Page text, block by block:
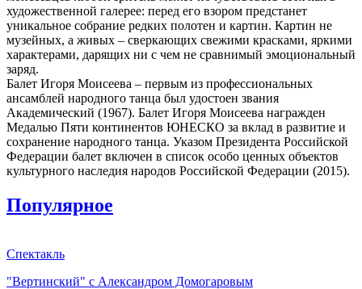
художественной галерее: перед его взором предстанет
уникальное собрание редких полотен и картин. Картин не
музейных, а живых – сверкающих свежими красками, яркими
характерами, дарящих ни с чем не сравнимый эмоциональный
заряд.
Балет Игоря Моисеева – первым из профессиональных
ансамблей народного танца был удостоен звания
Академический (1967). Балет Игоря Моисеева награжден
Медалью Пяти континентов ЮНЕСКО за вклад в развитие и
сохранение народного танца. Указом Президента Российской
Федерации балет включен в список особо ценных объектов
культурного наследия народов Российской Федерации (2015).
Популярное
Спектакль
"Вертинский" с Александром Домогаровым